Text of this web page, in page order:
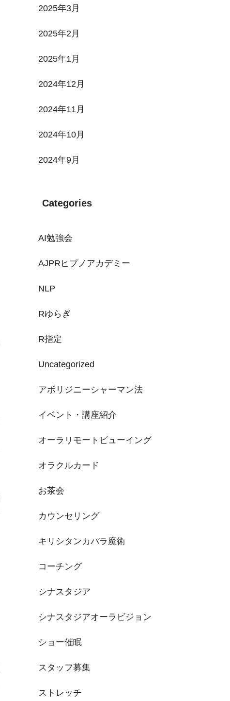
2025年3月
2025年2月
2025年1月
2024年12月
2024年11月
2024年10月
2024年9月
Categories
AI勉強会
AJPRヒプノアカデミー
NLP
Rゆらぎ
R指定
Uncategorized
アボリジニーシャーマン法
イベント・講座紹介
オーラリモートビューイング
オラクルカード
お茶会
カウンセリング
キリシタンカバラ魔術
コーチング
シナスタジア
シナスタジアオーラビジョン
ショー催眠
スタッフ募集
ストレッチ